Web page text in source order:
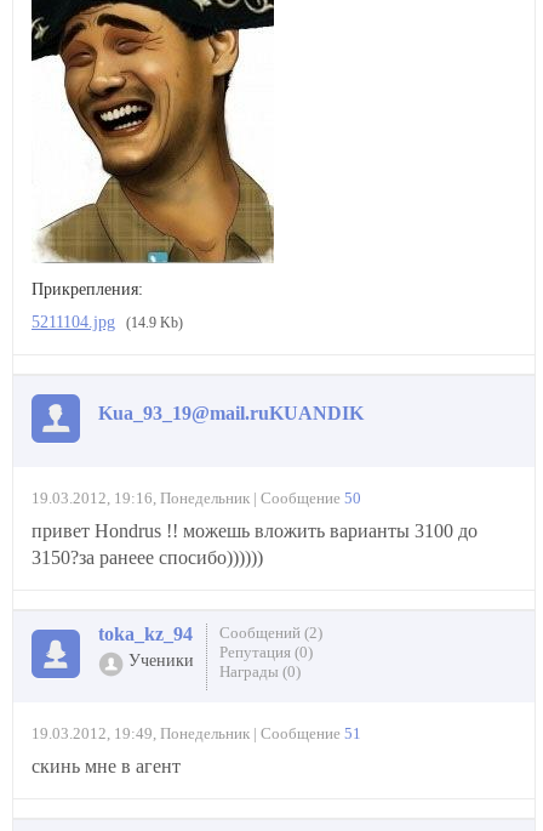
Прикрепления:
5211104.jpg
(14.9 Kb)
Kua_93_19@mail.ruKUANDIK
19.03.2012, 19:16, Понедельник | Сообщение 50
привет Hondrus !! можешь вложить варианты 3100 до
3150?за ранеее спосибо))))))
toka_kz_94
Ученики
Сообщений (2)
Репутация (0)
Награды (0)
19.03.2012, 19:49, Понедельник | Сообщение 51
скинь мне в агент